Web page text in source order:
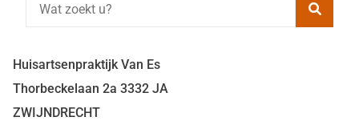
Huisartsenpraktijk Van Es
Thorbeckelaan 2a 3332 JA
ZWIJNDRECHT